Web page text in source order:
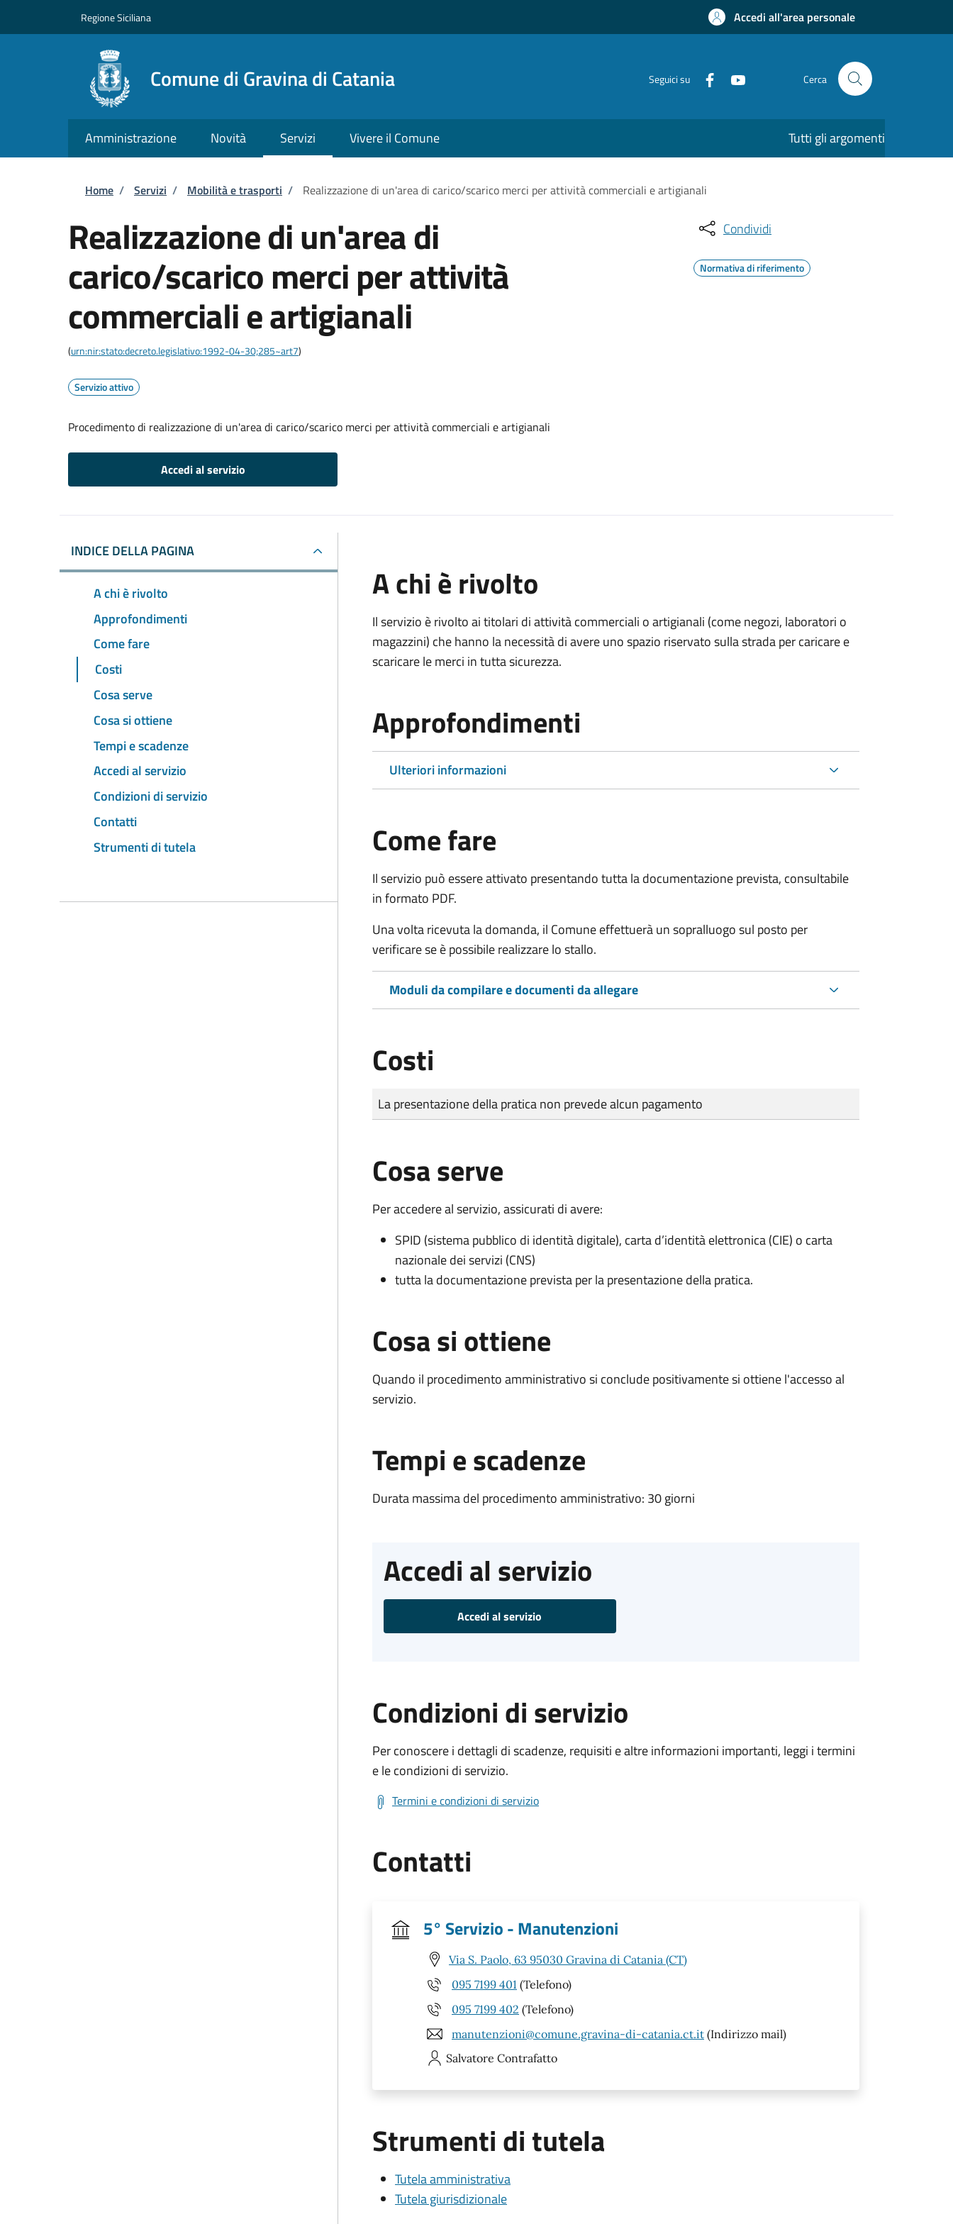
Regione Siciliana Accedi all'area personale
Comune di Gravina di Catania Seguici su Cerca
Amministrazione Novità Servizi Vivere il Comune Tutti gli argomenti
Briciole di pane
Home / Servizi / Mobilità e trasporti / Realizzazione di un'area di carico/scarico merci per attività commerciali e artigianali
Realizzazione di un'area di
carico/scarico merci per attività
commerciali e artigianali
(urn:nir:stato:decreto.legislativo:1992-04-30;285~art7)
Servizio attivo
Procedimento di realizzazione di un'area di carico/scarico merci per attività commerciali e artigianali
Accedi al servizio
Condividi
Normativa di riferimento
INDICE DELLA PAGINA
A chi è rivolto
Approfondimenti
Come fare
Costi
Cosa serve
Cosa si ottiene
Tempi e scadenze
Accedi al servizio
Condizioni di servizio
Contatti
Strumenti di tutela
A chi è rivolto
Il servizio è rivolto ai titolari di attività commerciali o artigianali (come negozi, laboratori o
magazzini) che hanno la necessità di avere uno spazio riservato sulla strada per caricare e
scaricare le merci in tutta sicurezza.
Approfondimenti
Ulteriori informazioni
Come fare
Il servizio può essere attivato presentando tutta la documentazione prevista, consultabile
in formato PDF.
Una volta ricevuta la domanda, il Comune effettuerà un sopralluogo sul posto per
verificare se è possibile realizzare lo stallo.
Moduli da compilare e documenti da allegare
Costi
Tipo di pagamento
Importo
La presentazione della pratica non prevede alcun pagamento
Cosa serve
Per accedere al servizio, assicurati di avere:
SPID (sistema pubblico di identità digitale), carta d’identità elettronica (CIE) o carta
nazionale dei servizi (CNS)
tutta la documentazione prevista per la presentazione della pratica.
Cosa si ottiene
Quando il procedimento amministrativo si conclude positivamente si ottiene l'accesso al
servizio.
Tempi e scadenze
Durata massima del procedimento amministrativo: 30 giorni
Accedi al servizio
Accedi al servizio
Condizioni di servizio
Per conoscere i dettagli di scadenze, requisiti e altre informazioni importanti, leggi i termini
e le condizioni di servizio.
Termini e condizioni di servizio
Contatti
5° Servizio - Manutenzioni
Via S. Paolo, 63 95030 Gravina di Catania (CT)
095 7199 401 (Telefono)
095 7199 402 (Telefono)
manutenzioni@comune.gravina-di-catania.ct.it (Indirizzo mail)
Salvatore Contrafatto
Strumenti di tutela
Tutela amministrativa
Tutela giurisdizionale